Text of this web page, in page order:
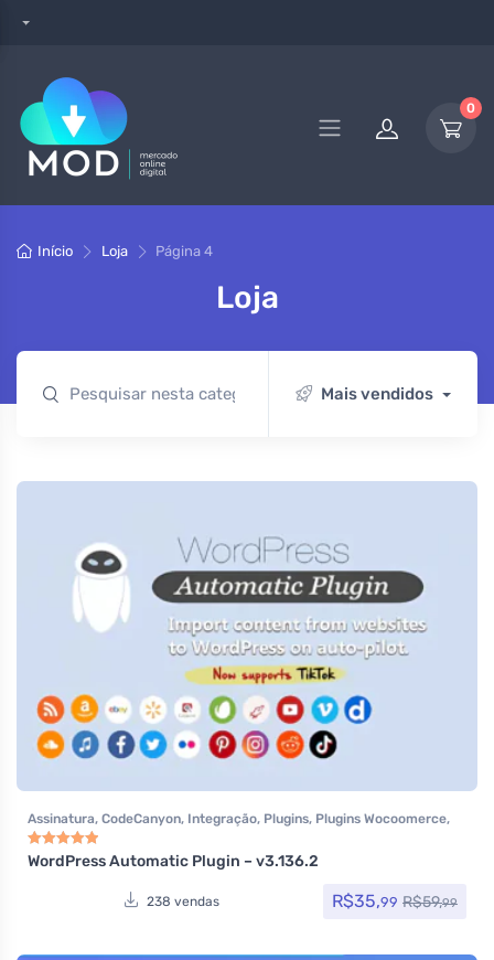
0
Início Loja Página 4
Loja
Mais vendidos
Assinatura, CodeCanyon, Integração, Plugins, Plugins Wocoomerce,
Social Media Plugins
WordPress Automatic Plugin – v3.136.2
238 vendas R$35,99 R$59,99